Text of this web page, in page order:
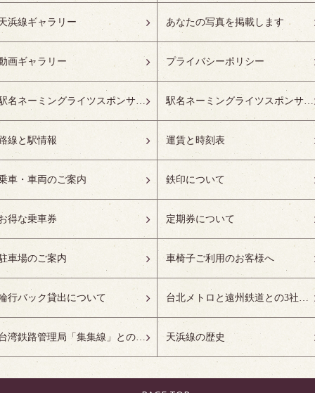
浜線ギャラリー あなたの写真を掲載します
画ギャラリー プライバシーポリシー
駅名ネーミングライツスポンサーの募集開始 駅名ネーミングライツスポンサー紹介
線と駅情報 運賃と時刻表
車・車両のご案内 鉄印について
得な乗車券 定期券について
車場のご案内 車椅子ご利用のお客様へ
行バック貸出について 台北メトロと遠州鉄道との3社友好協定について
台湾鉄路管理局「集集線」との姉妹鉄道協定について 天浜線の歴史